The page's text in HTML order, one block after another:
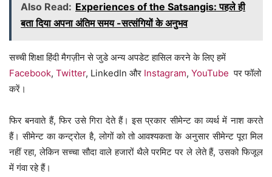
Also Read: Experiences of the Satsangis: पहले ही
बता दिया अपना अंतिम समय -सत्संगियों के अनुभव
सच्ची शिक्षा हिंदी मैगज़ीन से जुडे अन्य अपडेट हासिल करने के लिए हमें
Facebook, Twitter, LinkedIn और Instagram, YouTube पर फॉलो
करें।
फिर बनवाते हैं, फिर उसे गिरा देते हैं। इस प्रकार सीमेन्ट का व्यर्थ में नाश करते
हैं। सीमेन्ट का कन्ट्रोल है, लोगों को तो आवश्यकता के अनुसार सीमेन्ट पूरा मिल
नहीं रहा, लेकिन सच्चा सौदा वाले हजारों थैले परमिट पर ले लेते हैं, उसको फिजूल
में गंवा रहे हैं।